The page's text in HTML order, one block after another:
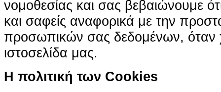
νομοθεσίας και σας βεβαιώνουμε ότι
και σαφείς αναφορικά με την
προσωπικών σας δεδομένων, όταν
ιστοσελίδα μας.
H πολιτική των Cookies